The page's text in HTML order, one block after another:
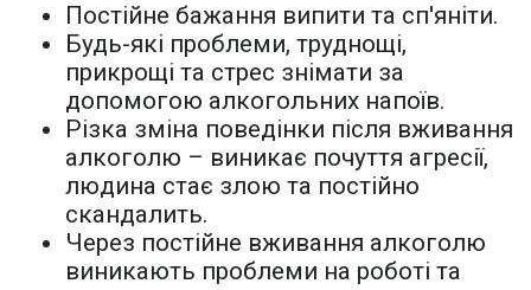
Постійне бажання випити та сп'яніти.
Будь-які проблеми, труднощі,
прикрощі та стрес знімати за
допомогою алкогольних напоїв.
Різка зміна поведінки після вживання
алкоголю – виникає почуття агресії,
людина стає злою та постійно
скандалить.
Через постійне вживання алкоголю
виникають проблеми на роботі та